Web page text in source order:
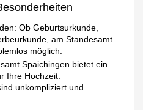
Ob Geburtsurkunde,
am Standesamt
möglich.
Spaichingen bietet ein
Ihre Hochzeit.
unkompliziert und